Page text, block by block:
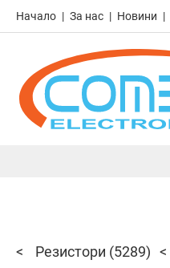
Начало За нас Новини
Резистори (5289)